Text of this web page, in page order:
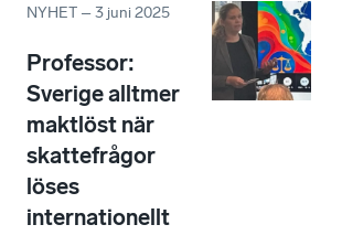
NYHET –3 juni 2025
Professor:
Sverige alltmer
maktlöst när
skattefrågor
löses
internationellt